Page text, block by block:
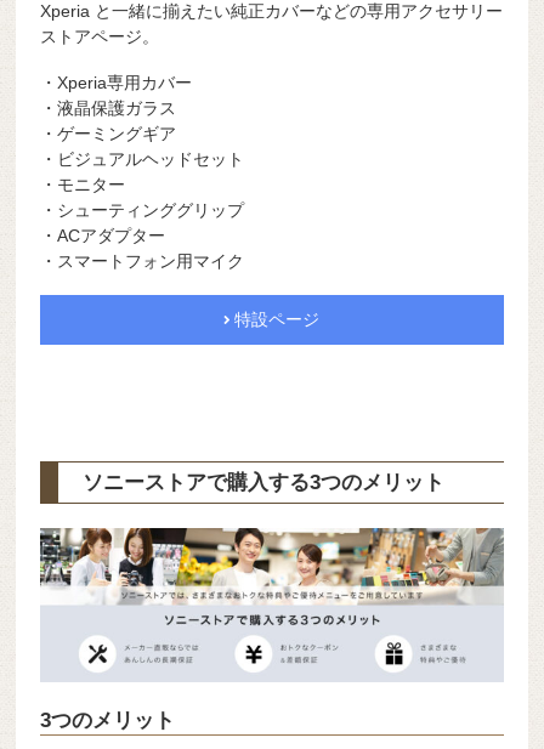
Xperia と一緒に揃えたい純正カバーなどの専用アクセサリー
ストアページ。
・Xperia専用カバー
・液晶保護ガラス
・ゲーミングギア
・ビジュアルヘッドセット
・モニター
・シューティンググリップ
・ACアダプター
・スマートフォン用マイク
特設ページ
ソニーストアで購入する3つのメリット
3つのメリット